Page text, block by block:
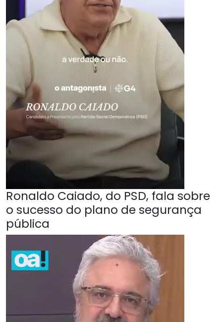
Ronaldo Caiado, do PSD, fala sobre
o sucesso do plano de segurança
pública